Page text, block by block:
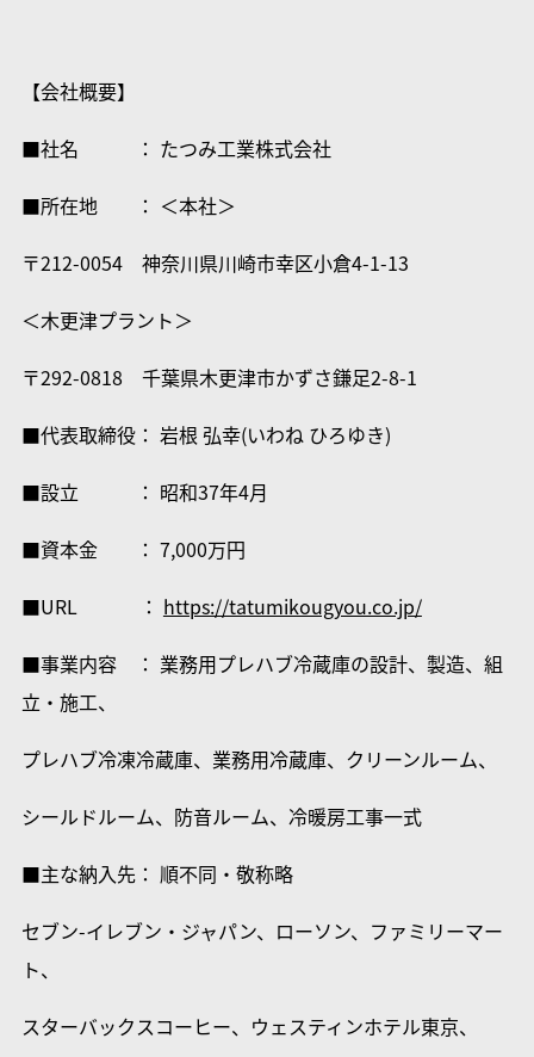
【会社概要】
■社名 ： たつみ工業株式会社
■所在地 ： ＜本社＞
〒212-0054 神奈川県川崎市幸区小倉4-1-13
＜木更津プラント＞
〒292-0818 千葉県木更津市かずさ鎌足2-8-1
■代表取締役： 岩根 弘幸(いわね ひろゆき)
■設立 ： 昭和37年4月
■資本金 ： 7,000万円
■URL ： https://tatumikougyou.co.jp/
■事業内容 ： 業務用プレハブ冷蔵庫の設計、製造、組
立・施工、
プレハブ冷凍冷蔵庫、業務用冷蔵庫、クリーンルーム、
シールドルーム、防音ルーム、冷暖房工事一式
■主な納入先： 順不同・敬称略
セブン-イレブン・ジャパン、ローソン、ファミリーマー
ト、
スターバックスコーヒー、ウェスティンホテル東京、